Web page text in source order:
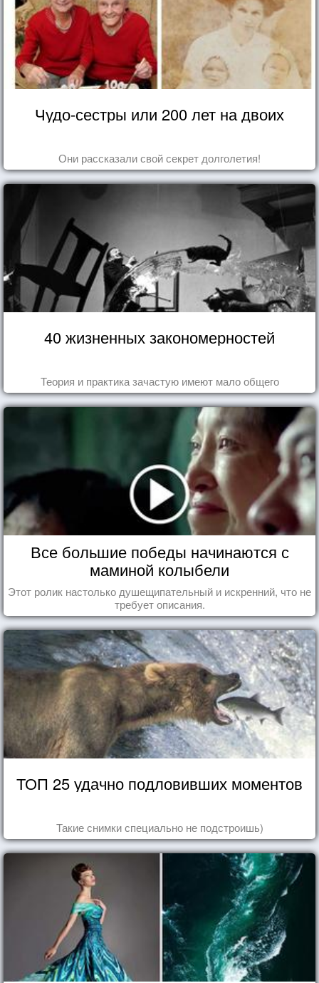
Чудо-сестры или 200 лет на двоих
Они рассказали свой секрет долголетия!
40 жизненных закономерностей
Теория и практика зачастую имеют мало общего
Все большие победы начинаются с
маминой колыбели
Этот ролик настолько душещипательный и искренний, что не
требует описания.
ТОП 25 удачно подловивших моментов
Такие снимки специально не подстроишь)